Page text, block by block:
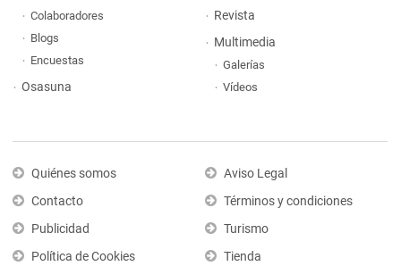
Colaboradores
Blogs
Encuestas
Osasuna
Revista
Multimedia
Galerías
Vídeos
Quiénes somos
Contacto
Publicidad
Política de Cookies
Aviso Legal
Términos y condiciones
Turismo
Tienda